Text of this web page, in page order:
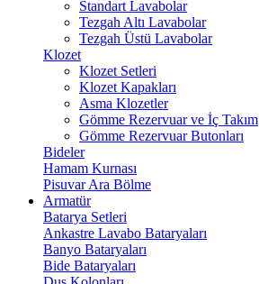
Standart Lavabolar
Tezgah Altı Lavabolar
Tezgah Üstü Lavabolar
Klozet
Klozet Setleri
Klozet Kapakları
Asma Klozetler
Gömme Rezervuar ve İç Takım
Gömme Rezervuar Butonları
Bideler
Hamam Kurnası
Pisuvar Ara Bölme
Armatür
Batarya Setleri
Ankastre Lavabo Bataryaları
Banyo Bataryaları
Bide Bataryaları